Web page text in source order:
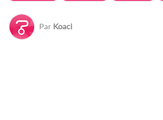
Par Koaci